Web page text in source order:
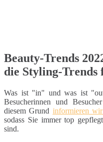
Beauty-Trends
die Styling-Trends
Was ist "in" und was ist
Besucherinnen und
diesem Grund informieren
sodass Sie immer top
sind.